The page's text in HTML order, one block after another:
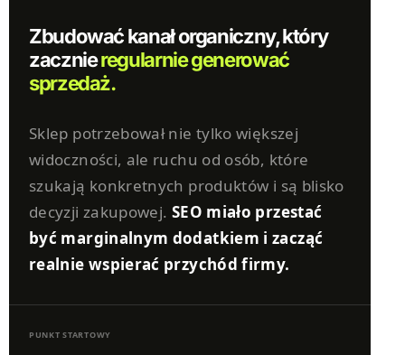
Zbudować kanał organiczny, który
zacznieregularnie generować
sprzedaż.
Sklep potrzebował nie tylko większej
widoczności, ale ruchu od osób, które
szukają konkretnych produktów i są blisko
decyzji zakupowej. SEO miało przestać
być marginalnym dodatkiem i zacząć
realnie wspierać przychód firmy.
PUNKT STARTOWY